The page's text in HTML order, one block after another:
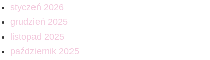
styczeń 2026
grudzień 2025
listopad 2025
październik 2025